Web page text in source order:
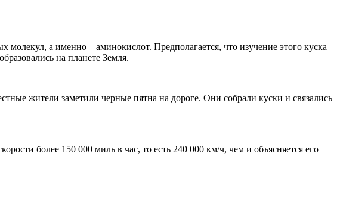
а именно – аминокислот. Предполагается, что изучение этого куска
на планете Земля.
жители заметили черные пятна на дороге. Они собрали куски и связались
более 150 000 миль в час, то есть 240 000 км/ч, чем и объясняется его